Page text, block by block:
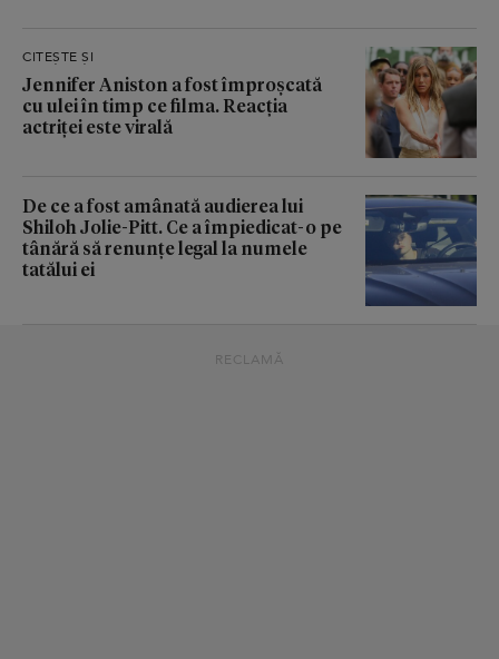
CITEȘTE ȘI
Jennifer Aniston a fost împroșcată
cu ulei în timp ce filma. Reacția
actriței este virală
De ce a fost amânată audierea lui
Shiloh Jolie-Pitt. Ce a împiedicat-o pe
tânără să renunțe legal la numele
tatălui ei
RECLAMĂ